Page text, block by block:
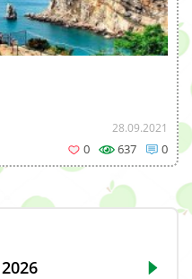
28.09.2021
0 637 0
2026